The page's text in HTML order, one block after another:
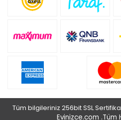
Tüm bilgileriniz 256bit SSL
Evinizce.com .Tüm